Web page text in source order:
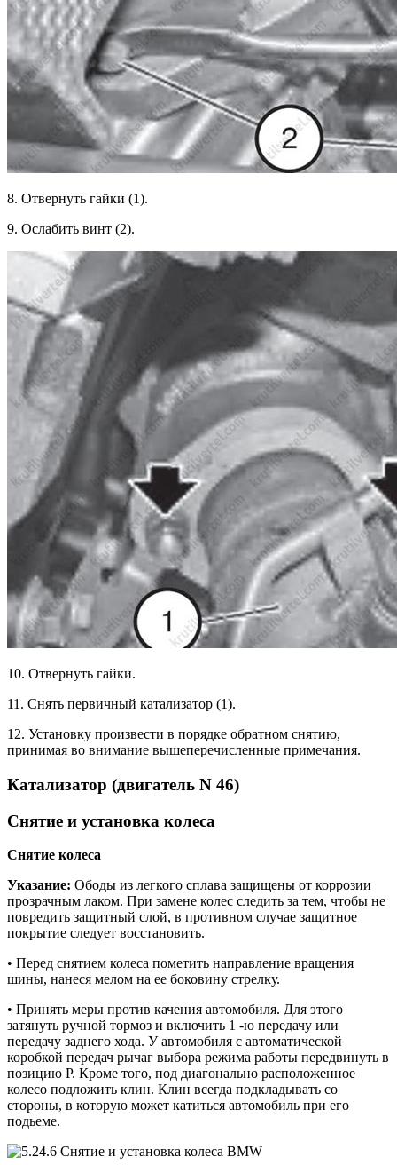
8. Отвернуть гайки (1).
9. Ослабить винт (2).
10. Отвернуть гайки.
11. Снять первичный катализатор (1).
12. Установку произвести в порядке обратном снятию,
принимая во внимание вышеперечисленные примечания.
Катализатор (двигатель N 46)
Снятие и установка колеса
Снятие колеса
Указание: Ободы из легкого сплава защищены от коррозии
прозрачным лаком. При замене колес следить за тем, чтобы не
повредить защитный слой, в противном случае защитное
покрытие следует восстановить.
• Перед снятием колеса пометить направление вращения
шины, нанеся мелом на ее боковину стрелку.
• Принять меры против качения автомобиля. Для этого
затянуть ручной тормоз и включить 1 -ю передачу или
передачу заднего хода. У автомобиля с автоматической
коробкой передач рычаг выбора режима работы передвинуть в
позицию Р. Кроме того, под диагонально расположенное
колесо подложить клин. Клин всегда подкладывать со
стороны, в которую может катиться автомобиль при его
подьеме.